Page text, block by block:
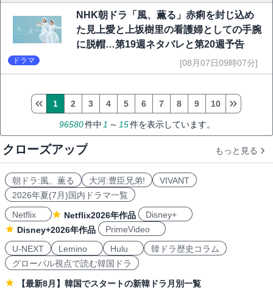
NHK朝ドラ「風、薫る」赤痢を封じ込め
た見上愛と上坂樹里の看護婦としての手腕
に脱帽…第19週ネタバレと第20週予告
ドラマ [08月07日09時07分]
96580件中 1 ～ 15件を表示しています。
1 2 3 4 5 6 7 8 9 10
クローズアップ もっと見る
朝ドラ:風、薫る 大河:豊臣兄弟!
VIVANT
2026年夏(7月)国内ドラマ一覧
Netflix
Netflix2026年作品
Disney+
Disney+2026年作品
PrimeVideo
U-NEXT
Lemino Hulu
韓ドラ歴史コラム
グローバル視点で読む韓国ドラ
【最新8月】韓国でスタートの新韓ドラ月別一覧